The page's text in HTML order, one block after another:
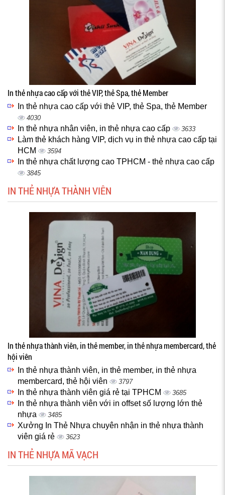
In thẻ nhựa cao cấp với thẻ VIP, thẻ Spa, thẻ Member
In thẻ nhựa cao cấp với thẻ VIP, thẻ Spa, thẻ Member
4030
In thẻ nhựa nhân viên, in thẻ nhựa cao cấp 3633
Làm thẻ khách hàng VIP, dịch vụ in thẻ nhựa cao cấp tại
HCM
3594
In thẻ nhựa chất lượng cao TPHCM - thẻ nhựa cao cấp
3845
IN THẺ NHỰA THÀNH VIÊN
In thẻ nhựa thành viên, in thẻ member, in thẻ nhựa membercard, thẻ
hội viên
In thẻ nhựa thành viên, in thẻ member, in thẻ nhựa
membercard, thẻ hội viên
3797
In thẻ nhựa thành viên giá rẻ tại TPHCM 3685
In thẻ nhựa thành viên với in offset số lượng lớn thẻ
nhựa
3485
Xưởng In Thẻ Nhựa chuyên nhận in thẻ nhựa thành
viên giá rẻ
3623
IN THẺ NHỰA MÃ VẠCH